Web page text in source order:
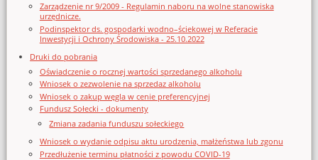
Zarządzenie nr 9/2009 - Regulamin naboru na wolne stanowiska
urzędnicze.
Podinspektor ds. gospodarki wodno–ściekowej w Referacie
Inwestycji i Ochrony Środowiska - 25.10.2022
Druki do pobrania
Oświadczenie o rocznej wartości sprzedanego alkoholu
Wniosek o zezwolenie na sprzedaz alkoholu
Wniosek o zakup węgla w cenie preferencyjnej
Fundusz Sołecki - dokumenty
Zmiana zadania funduszu sołeckiego
Wniosek o wydanie odpisu aktu urodzenia, małżeństwa lub zgonu
Przedłużenie terminu płatności z powodu COVID-19